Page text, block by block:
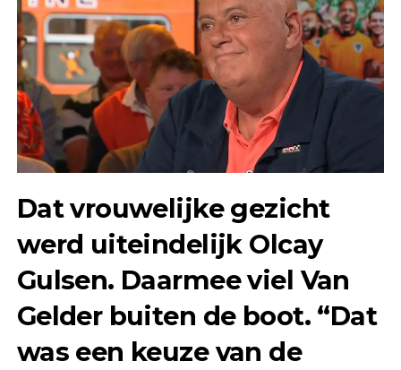
Dat vrouwelijke gezicht
werd uiteindelijk Olcay
Gulsen. Daarmee viel Van
Gelder buiten de boot. “Dat
was een keuze van de